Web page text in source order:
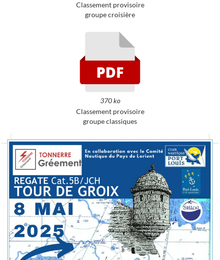
Classement provisoire
groupe croisière
370 ko
Classement provisoire
groupe classiques